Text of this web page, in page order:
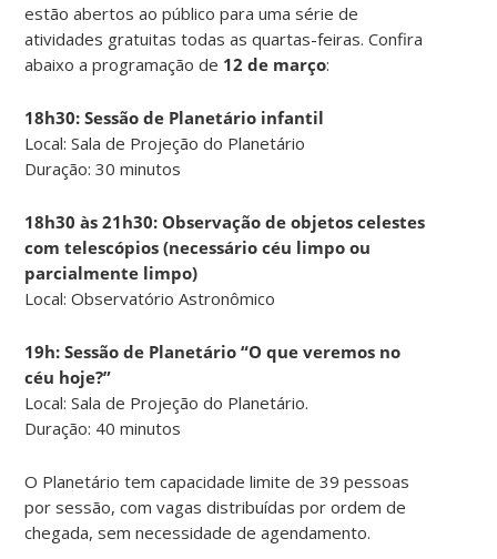
estão abertos ao público para uma série de
atividades gratuitas todas as quartas-feiras. Confira
abaixo a programação de 12 de março:
18h30: Sessão de Planetário infantil
Local: Sala de Projeção do Planetário
Duração: 30 minutos
18h30 às 21h30: Observação de objetos celestes
com telescópios (necessário céu limpo ou
parcialmente limpo)
Local: Observatório Astronômico
19h: Sessão de Planetário “O que veremos no
céu hoje?”
Local: Sala de Projeção do Planetário.
Duração: 40 minutos
O Planetário tem capacidade limite de 39 pessoas
por sessão, com vagas distribuídas por ordem de
chegada, sem necessidade de agendamento.